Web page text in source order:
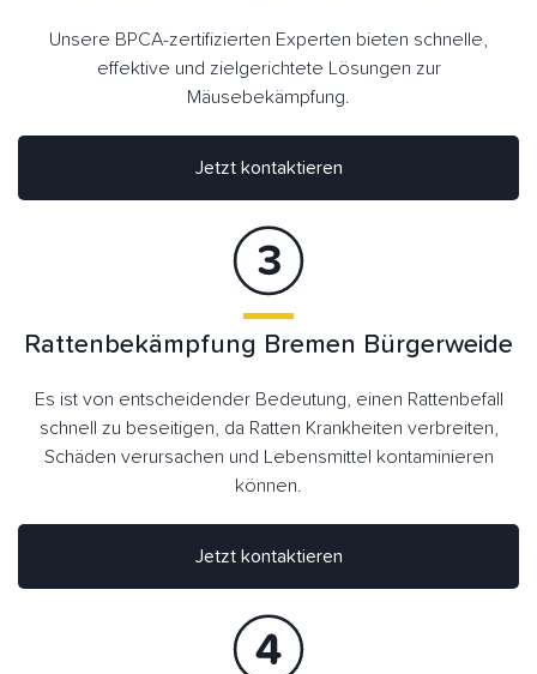
Jetzt kontaktieren
Unsere BPCA-zertifizierten Experten bieten schnelle,
effektive und zielgerichtete Lösungen zur
Mäusebekämpfung.
Rattenbekämpfung Bremen Bürgerweide
Es ist von entscheidender Bedeutung, einen Rattenbefall
schnell zu beseitigen, da Ratten Krankheiten verbreiten,
Schäden verursachen und Lebensmittel kontaminieren
können.
Jetzt kontaktieren